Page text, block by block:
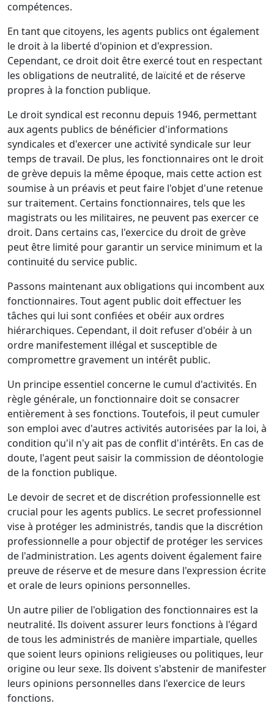
compétences.
En tant que citoyens, les agents publics ont également
le droit à la liberté d'opinion et d'expression.
Cependant, ce droit doit être exercé tout en respectant
les obligations de neutralité, de laïcité et de réserve
propres à la fonction publique.
Le droit syndical est reconnu depuis 1946, permettant
aux agents publics de bénéficier d'informations
syndicales et d'exercer une activité syndicale sur leur
temps de travail. De plus, les fonctionnaires ont le droit
de grève depuis la même époque, mais cette action est
soumise à un préavis et peut faire l'objet d'une retenue
sur traitement. Certains fonctionnaires, tels que les
magistrats ou les militaires, ne peuvent pas exercer ce
droit. Dans certains cas, l'exercice du droit de grève
peut être limité pour garantir un service minimum et la
continuité du service public.
Passons maintenant aux obligations qui incombent aux
fonctionnaires. Tout agent public doit effectuer les
tâches qui lui sont confiées et obéir aux ordres
hiérarchiques. Cependant, il doit refuser d'obéir à un
ordre manifestement illégal et susceptible de
compromettre gravement un intérêt public.
Un principe essentiel concerne le cumul d'activités. En
règle générale, un fonctionnaire doit se consacrer
entièrement à ses fonctions. Toutefois, il peut cumuler
son emploi avec d'autres activités autorisées par la loi, à
condition qu'il n'y ait pas de conflit d'intérêts. En cas de
doute, l'agent peut saisir la commission de déontologie
de la fonction publique.
Le devoir de secret et de discrétion professionnelle est
crucial pour les agents publics. Le secret professionnel
vise à protéger les administrés, tandis que la discrétion
professionnelle a pour objectif de protéger les services
de l'administration. Les agents doivent également faire
preuve de réserve et de mesure dans l'expression écrite
et orale de leurs opinions personnelles.
Un autre pilier de l'obligation des fonctionnaires est la
neutralité. Ils doivent assurer leurs fonctions à l'égard
de tous les administrés de manière impartiale, quelles
que soient leurs opinions religieuses ou politiques, leur
origine ou leur sexe. Ils doivent s'abstenir de manifester
leurs opinions personnelles dans l'exercice de leurs
fonctions.